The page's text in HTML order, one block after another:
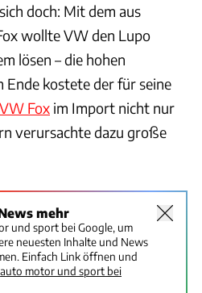
doch: Mit dem aus
wollte VW den Lupo
lösen – die hohen
kostete der für seine
VW Fox im Import nicht nur
verursachte dazu große
mehr
und sport bei Google, um
neuesten Inhalte und News
Einfach Link öffnen und
auto motor und sport bei